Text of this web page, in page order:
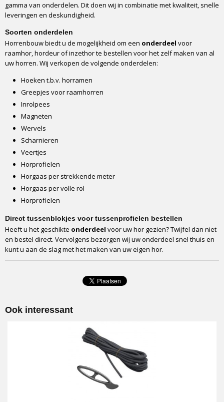
gamma van onderdelen. Dit doen wij in combinatie met kwaliteit, snelle
leveringen en deskundigheid.
Soorten onderdelen
Horrenbouw biedt u de mogelijkheid om een onderdeel voor
raamhor, hordeur of inzethor te bestellen voor het zelf maken van al
uw horren. Wij verkopen de volgende onderdelen:
Hoeken t.b.v. horramen
Greepjes voor raamhorren
Inrolpees
Magneten
Wervels
Scharnieren
Veertjes
Horprofielen
Horgaas per strekkende meter
Horgaas per volle rol
Horprofielen
Direct tussenblokjes voor tussenprofielen bestellen
Heeft u het geschikte onderdeel voor uw hor gezien? Twijfel dan niet
en bestel direct. Vervolgens bezorgen wij uw onderdeel snel thuis en
kunt u aan de slag met het maken van uw eigen hor.
Ook interessant